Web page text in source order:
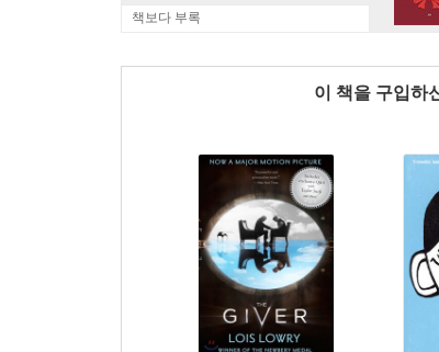
책보다 부록
이 책을 구입하